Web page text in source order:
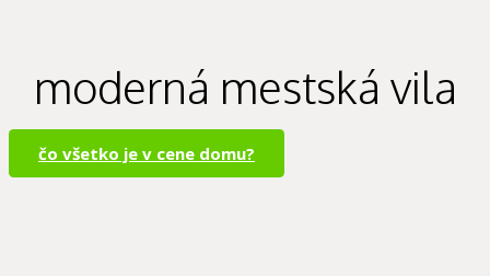
moderná mestská vila
čo všetko je v cene domu?